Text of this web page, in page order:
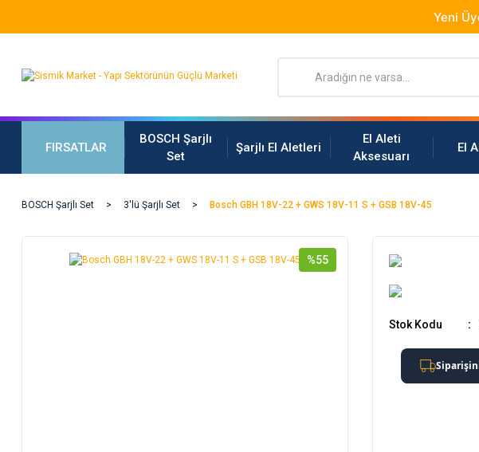
FIRSATLAR
BOSCH Şarjlı
Set
Şarjlı El Aletleri
El Aleti
Aksesuarı
El
BOSCH Şarjlı Set 3'lü Şarjlı Set Bosch GBH 18V-22 + GWS 18V-11 S + GSB 18V-45
%55
Stok Kodu